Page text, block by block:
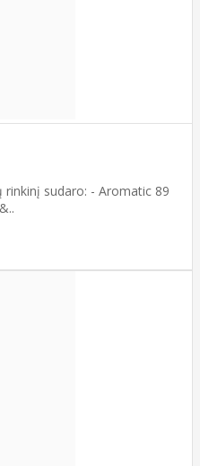
rinkinį sudaro: - Aromatic 89